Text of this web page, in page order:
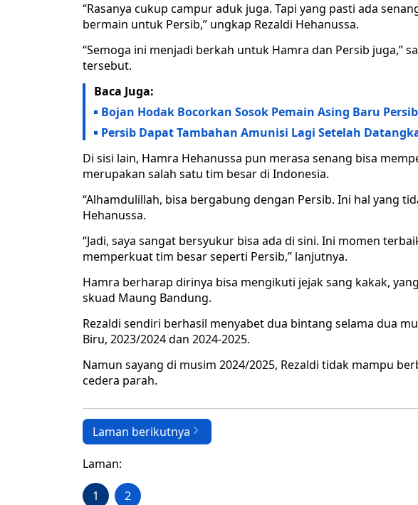
“Rasanya cukup campur aduk juga. Tapi yang pasti ada
bermain untuk Persib,” ungkap Rezaldi Hehanussa.
“Semoga ini menjadi berkah untuk Hamra dan Persib juga,”
tersebut.
Baca Juga:
Bojan Hodak Bocorkan Sosok Pemain Asing Baru
Persib Dapat Tambahan Amunisi Lagi Setelah
Di sisi lain, Hamra Hehanussa pun merasa senang bisa
merupakan salah satu tim besar di Indonesia.
“Alhamdulillah, bisa bergabung dengan Persib. Ini hal yang
Hehanussa.
“Jadi, saya sangat bersyukur bisa ada di sini. Ini momen
memperkuat tim besar seperti Persib,” lanjutnya.
Hamra berharap dirinya bisa mengikuti jejak sang kakak,
skuad Maung Bandung.
Rezaldi sendiri berhasil menyabet dua bintang selama dua
Biru, 2023/2024 dan 2024-2025.
Namun sayang di musim 2024/2025, Rezaldi tidak mampu
cedera parah.
Laman berikutnya
Laman:
1 2